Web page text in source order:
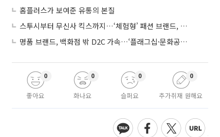
홈플러스가 보여준 유통의 본질
스투시부터 무신사 킥스까지…‘체험형’ 패션 브랜드, 잇단 제주행
명품 브랜드, 백화점 밖 D2C 가속…‘플래그십·문화공간’ 전략 눈길
좋아요
0
화나요
0
슬퍼요
0
추가취재 원해요
0